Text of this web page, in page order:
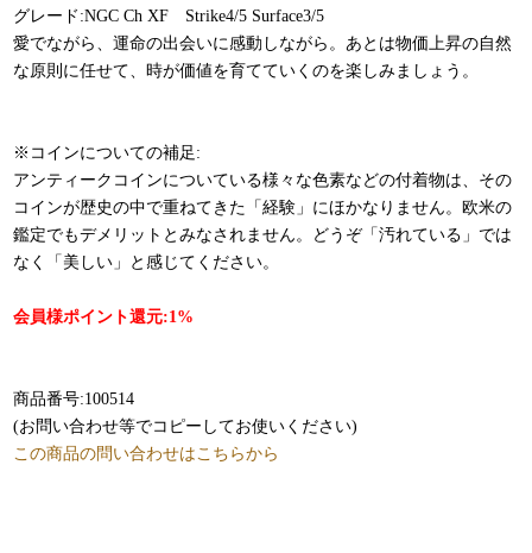
グレード:NGC Ch XF Strike4/5 Surface3/5
愛でながら、運命の出会いに感動しながら。あとは物価上昇の自然
な原則に任せて、時が価値を育てていくのを楽しみましょう。
※コインについての補足:
アンティークコインについている様々な色素などの付着物は、その
コインが歴史の中で重ねてきた「経験」にほかなりません。欧米の
鑑定でもデメリットとみなされません。どうぞ「汚れている」では
なく「美しい」と感じてください。
会員様ポイント還元:1%
商品番号:100514
(お問い合わせ等でコピーしてお使いください)
この商品の問い合わせはこちらから